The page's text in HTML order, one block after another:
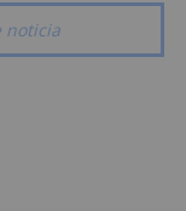
noticia